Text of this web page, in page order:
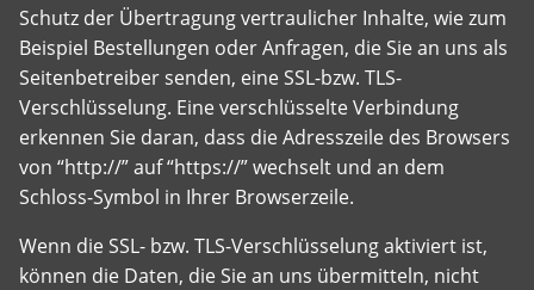
Schutz der Übertragung vertraulicher Inhalte, wie zum
Beispiel Bestellungen oder Anfragen, die Sie an uns als
Seitenbetreiber senden, eine SSL-bzw. TLS-
Verschlüsselung. Eine verschlüsselte Verbindung
erkennen Sie daran, dass die Adresszeile des Browsers
von “http://” auf “https://” wechselt und an dem
Schloss-Symbol in Ihrer Browserzeile.
Wenn die SSL- bzw. TLS-Verschlüsselung aktiviert ist,
können die Daten, die Sie an uns übermitteln, nicht